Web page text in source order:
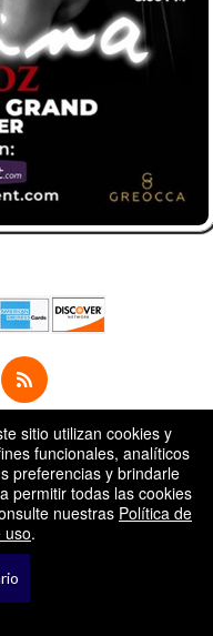
sitio utilizan cookies y
funcionales, analíticos
preferencias y brindarle
permitir todas las cookies
nuestras Política de
uso.